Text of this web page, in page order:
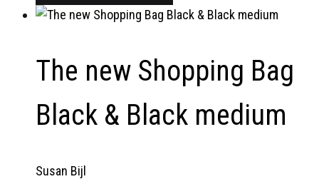
The new Shopping Bag
Black & Black medium
Susan Bijl